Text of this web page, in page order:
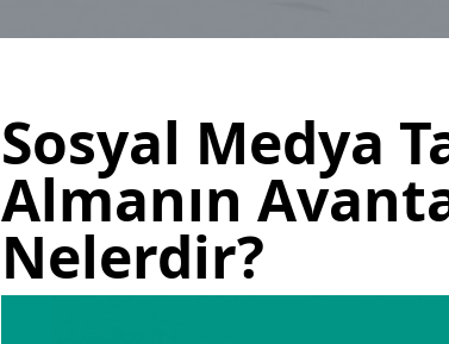
Sosyal Medya
Almanın
Nelerdir?